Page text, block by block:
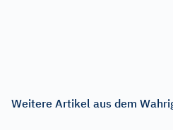
Weitere Artikel aus dem